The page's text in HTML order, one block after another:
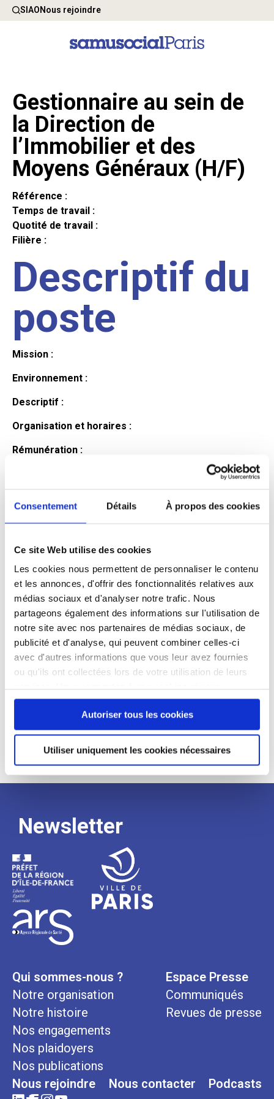
Consentement Détails À propos des cookies
Ce site Web utilise des cookies
Les cookies nous permettent de personnaliser le contenu
et les annonces, d'offrir des fonctionnalités relatives aux
médias sociaux et d'analyser notre trafic. Nous
partageons également des informations sur l'utilisation de
notre site avec nos partenaires de médias sociaux, de
publicité et d'analyse, qui peuvent combiner celles-ci
avec d'autres informations que vous leur avez fournies
ou qu'ils ont collectées lors de votre utilisation de leurs
continuez à utiliser notre site Web.
Autoriser tous les cookies
Utiliser uniquement les cookies nécessaires
SIAONous rejoindre
Gestionnaire au sein de
la Direction de
l’Immobilier et des
Moyens Généraux (H/F)
Référence :
Temps de travail :
Quotité de travail :
Filière :
Descriptif du
poste
Mission :
Environnement :
Descriptif :
Organisation et horaires :
Rémunération :
Profil du
candidat
Qualifications et diplômes :
Profil recherché :
Processus
de
recrutement
Newsletter
Qui sommes-nous ?
Notre organisation
Notre histoire
Nos engagements
Nos plaidoyers
Nos publications
Espace Presse
Communiqués
Revues de presse
Nous rejoindre Nous contacter Podcasts